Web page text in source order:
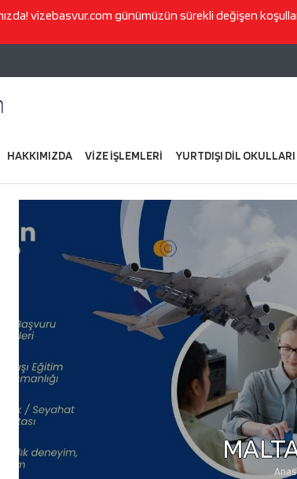
vizebasvur.com günümüzün sürekli değişen
HAKKIMIZDA VİZE İŞLEMLERİ YURTDIŞI DİL OKULLARI